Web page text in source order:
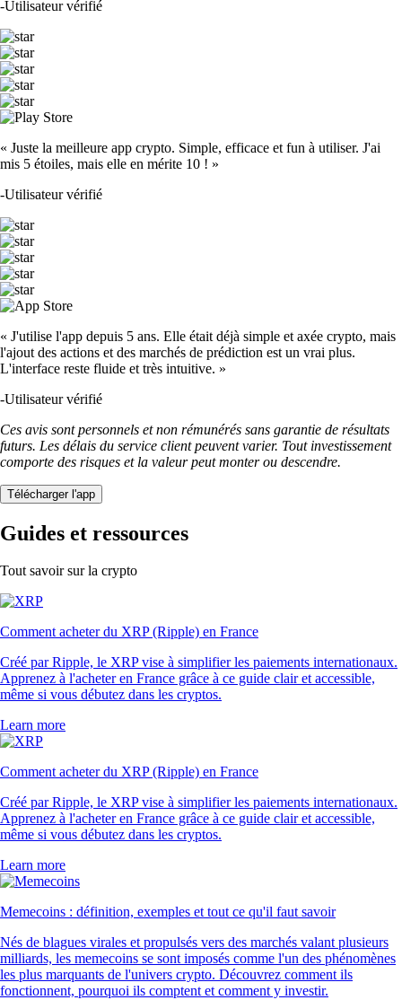
-Utilisateur vérifié
« Juste la meilleure app crypto. Simple, efficace et fun à utiliser. J'ai
mis 5 étoiles, mais elle en mérite 10 ! »
-Utilisateur vérifié
« J'utilise l'app depuis 5 ans. Elle était déjà simple et axée crypto, mais
l'ajout des actions et des marchés de prédiction est un vrai plus.
L'interface reste fluide et très intuitive. »
-Utilisateur vérifié
Ces avis sont personnels et non rémunérés sans garantie de résultats
futurs. Les délais du service client peuvent varier. Tout investissement
comporte des risques et la valeur peut monter ou descendre.
Télécharger l'app
Guides et ressources
Tout savoir sur la crypto
Comment acheter du XRP (Ripple) en France
Créé par Ripple, le XRP vise à simplifier les paiements internationaux.
Apprenez à l'acheter en France grâce à ce guide clair et accessible,
même si vous débutez dans les cryptos.
Learn more
Comment acheter du XRP (Ripple) en France
Créé par Ripple, le XRP vise à simplifier les paiements internationaux.
Apprenez à l'acheter en France grâce à ce guide clair et accessible,
même si vous débutez dans les cryptos.
Learn more
Memecoins : définition, exemples et tout ce qu'il faut savoir
Nés de blagues virales et propulsés vers des marchés valant plusieurs
milliards, les memecoins se sont imposés comme l'un des phénomènes
les plus marquants de l'univers crypto. Découvrez comment ils
fonctionnent, pourquoi ils comptent et comment y investir.